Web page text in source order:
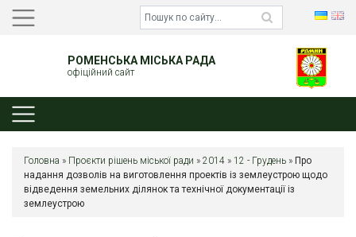
РОМЕНСЬКА МІСЬКА РАДА
офіційний сайт
Головна » Проєкти рішень міської ради » 2014 » 12 - Грудень » Про
надання дозволів на виготовлення проектів із землеустрою щодо
відведення земельних ділянок та технічної документації із
землеустрою